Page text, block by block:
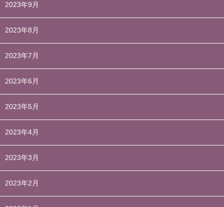
2023年9月
2023年8月
2023年7月
2023年6月
2023年5月
2023年4月
2023年3月
2023年2月